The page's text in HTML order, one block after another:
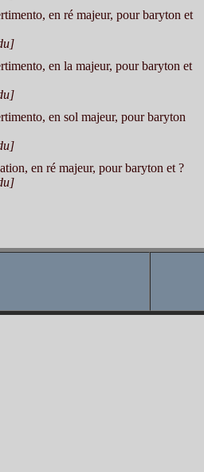
en ré majeur, pour baryton et
en la majeur, pour baryton et
en sol majeur, pour baryton
en ré majeur, pour baryton et ?